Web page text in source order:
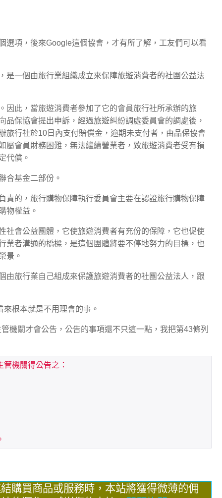
選項，後來Google這個協會，才有所了解，工友們可以看
是一個由旅行業組織成立來保障旅遊消費者的社團公益法
因此，當旅遊消費者參加了它的會員旅行社所承辦的旅
保協會提出申訴，經過旅遊糾紛調處委員會的調處後，
旅行社於10日內支付賠償金，逾期未支付者，由品保協會
屬會員財務困難，無法繼續營業者，致旅遊消費者受有損
代償。
合基金二部份。
的，旅行購物保障執行委員會主要在認證旅行購物保障
物權益。
社會公益團體，它使旅遊消費者有充份的保障，它也促使
業者溝通的橋樑，是這個團體將要不停地努力的目標，也
景。
由旅行業自己組成來保護旅遊消費者的社團公益法人，跟
根本就是不用理會的事。
機關才會公告，公告的事項還不只這一點，我把第43條列
機關得公告之：
購買商品或服務時，本站將獲得微薄的佣